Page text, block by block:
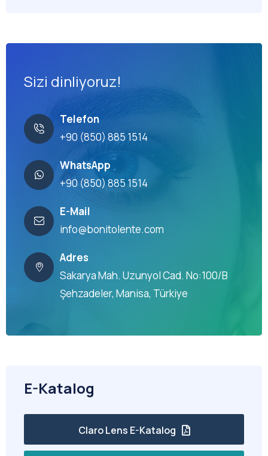
Sizi dinliyoruz!
Telefon
+90 (850) 885 1514
WhatsApp
+90 (850) 885 1514
E-Mail
info@bonitolente.com
Adres
Sakarya Mah. Uzunyol Cad. No:100/B
Şehzadeler, Manisa, Türkiye
E-Katalog
Claro Lens E-Katalog